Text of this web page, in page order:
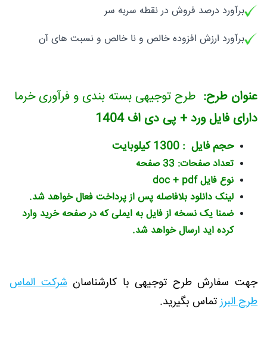
برآورد درصد فروش در نقطه سربه سر
برآورد ارزش افزوده خالص و نا خالص و نسبت های آن
عنوان طرح: طرح توجیهی بسته بندی و فرآوری خرما
دارای فایل ورد + پی دی اف 1404
حجم فایل : 1300 کیلوبایت
تعداد صفحات: 33 صفحه
نوع فایل doc + pdf
لینک دانلود بلافاصله پس از پرداخت فعال خواهد شد.
ضمنا یک نسخه از فایل به ایملی که در صفحه خرید وارد
کرده اید ارسال خواهد شد.
جهت سفارش طرح توجیهی با کارشناسانشرکت الماس
طرح البرزتماس بگیرید.